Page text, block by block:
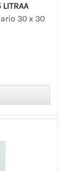
LITRAA
30 x 30